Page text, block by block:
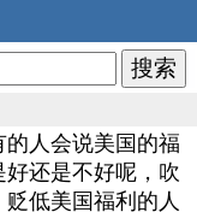
人会说美国的福
还是不好呢，吹
低美国福利的人